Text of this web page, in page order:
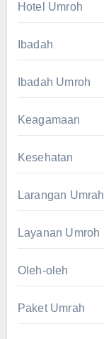
Hotel Umroh
Ibadah
Ibadah Umroh
Keagamaan
Kesehatan
Larangan Umrah
Layanan Umroh
Oleh-oleh
Paket Umrah